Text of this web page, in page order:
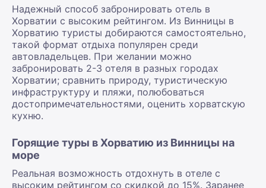
Надежный способ забронировать отель в
Хорватии с высоким рейтингом. Из Винницы в
Хорватию туристы добираются самостоятельно,
такой формат отдыха популярен среди
автовладельцев. При желании можно
забронировать 2-3 отеля в разных городах
Хорватии; сравнить природу, туристическую
инфраструктуру и пляжи, полюбоваться
достопримечательностями, оценить хорватскую
кухню.
Горящие туры в Хорватию из Винницы на
море
Реальная возможность отдохнуть в отеле с
высоким рейтингом со скидкой до 15%. Заранее